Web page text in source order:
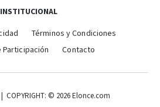
INSTITUCIONAL
Términos y Condiciones
Participación
Contacto
COPYRIGHT: © 2026 Elonce.com